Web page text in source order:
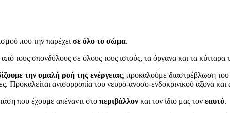
που την παρέχει σε όλο το σώμα.
τους σπονδύλους σε όλους τους ιστούς, τα όργανα και τα κύτταρα
την ομαλή ροή της ενέργειας, προκαλούμε διαστρέβλωση του
Προκαλείται ανισορροπία του νευρο-ανοσο-ενδοκρινικού άξονα
που έχουμε απέναντι στο περιβάλλον και τον ίδιο μας τον εαυτό.